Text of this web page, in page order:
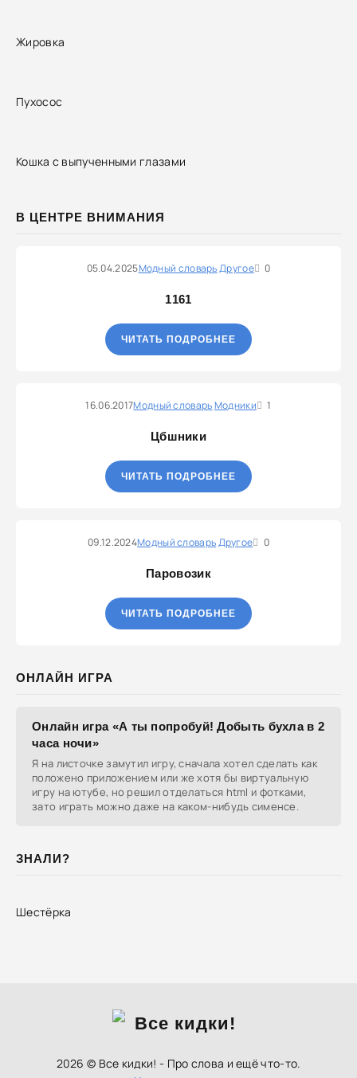
Жировка
Пухосос
Кошка с выпученными глазами
В ЦЕНТРЕ ВНИМАНИЯ
05.04.2025Модный словарьДругое 0
1161
ЧИТАТЬ ПОДРОБНЕЕ
16.06.2017Модный словарьМодники 1
Цбшники
ЧИТАТЬ ПОДРОБНЕЕ
09.12.2024Модный словарьДругое 0
Паровозик
ЧИТАТЬ ПОДРОБНЕЕ
ОНЛАЙН ИГРА
Онлайн игра «А ты попробуй! Добыть бухла в 2
часа ночи»
Я на листочке замутил игру, сначала хотел сделать как
положено приложением или же хотя бы виртуальную
игру на ютубе, но решил отделаться html и фотками,
зато играть можно даже на каком-нибудь сименсе.
ЗНАЛИ?
Шестёрка
2026 © Все кидки! - Про слова и ещё что-то.